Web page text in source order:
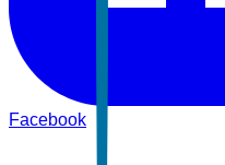
Facebook